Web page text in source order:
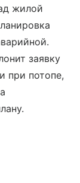
жилой
заявку
при потопе,